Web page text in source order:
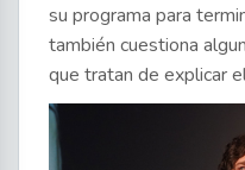
su programa para
también cuestiona
que tratan de explicar